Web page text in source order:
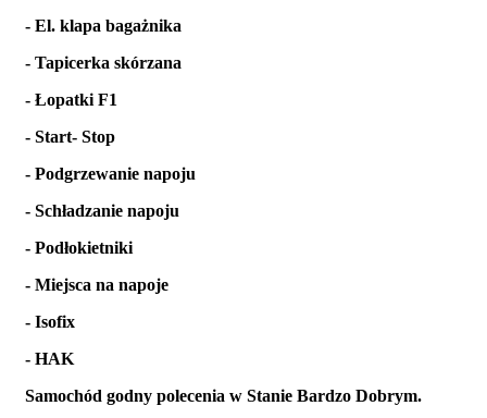
- El. klapa bagażnika
- Tapicerka skórzana
- Łopatki F1
- Start- Stop
- Podgrzewanie napoju
- Schładzanie napoju
- Podłokietniki
- Miejsca na napoje
- Isofix
- HAK
Samochód godny polecenia w Stanie Bardzo Dobrym.